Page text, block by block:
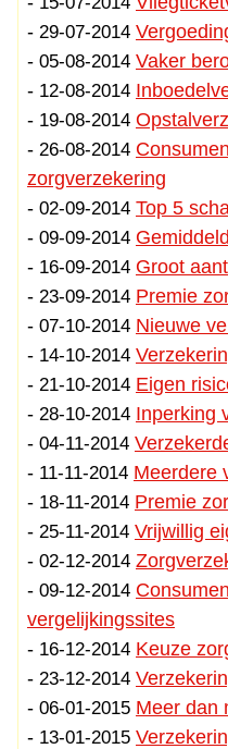
- 29-07-2014
- 05-08-2014 Vaker
- 12-08-2014
- 19-08-2014
- 26-08-2014
zorgverzekering
- 02-09-2014 Top 5
- 09-09-2014
- 16-09-2014 Groot
- 23-09-2014 Premie
- 07-10-2014 Nieuwe
- 14-10-2014
- 21-10-2014 Eigen
- 28-10-2014 Inperking
- 04-11-2014
- 11-11-2014 Meerdere
- 18-11-2014 Premie
- 25-11-2014 Vrijwillig
- 02-12-2014
- 09-12-2014
vergelijkingssites
- 16-12-2014 Keuze
- 23-12-2014
- 06-01-2015 Meer dan
- 13-01-2015